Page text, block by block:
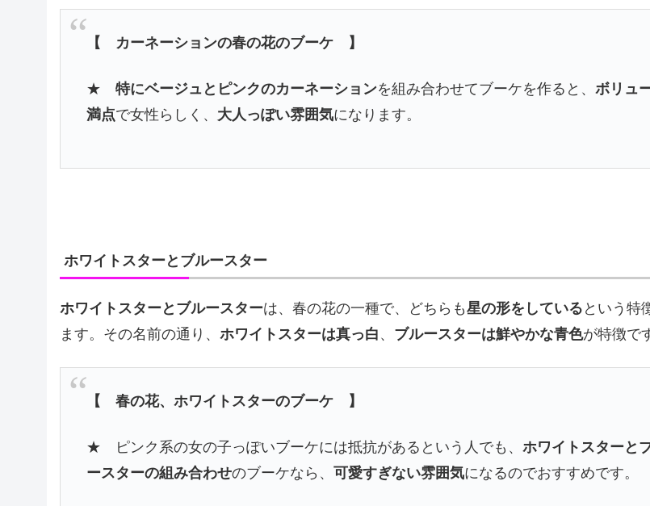
【 カーネーションの春の花のブーケ 】
★特にベージュとピンクのカーネーションを組み合わせてブーケを作ると、ボリュ
満点で女性らしく、 大人っぽい雰囲気になります。
ホワイトスターとブルースター
ホワイトスターとブルースターは、春の花の一種で、どちらも星の形をしている という特
ます。その名前の通り、 ホワイトスターは真っ白 、 ブルースターは鮮やかな青色が特徴で
【 春の花、ホワイトスターのブーケ 】
★ ピンク系の女の子っぽいブーケには抵抗があるという人でも、ホワイトスターと
ースターの組み合わせのブーケなら、可愛すぎない雰囲気になるのでおすすめです。